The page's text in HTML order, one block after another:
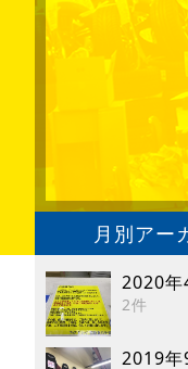
月別アー
2020年
2件
2019年